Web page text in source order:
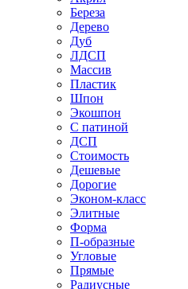
Береза
Дерево
Дуб
ЛДСП
Массив
Пластик
Шпон
Экошпон
С патиной
ДСП
Стоимость
Дешевые
Дорогие
Эконом-класс
Элитные
Форма
П-образные
Угловые
Прямые
Радиусные